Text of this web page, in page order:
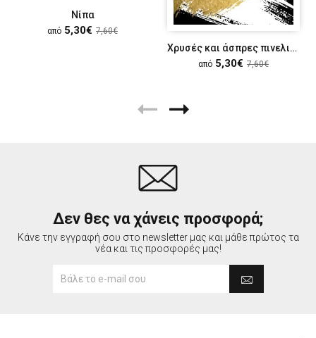
Νίπα
από 5,30€ 7,60€
Χρυσές και άσπρες πινελιές
από 5,30€ 7,60€
Δεν θες να χάνεις προσφορά;
Κάνε την εγγραφή σου στο newsletter μας και μάθε πρώτος τα
νέα και τις προσφορές μας!